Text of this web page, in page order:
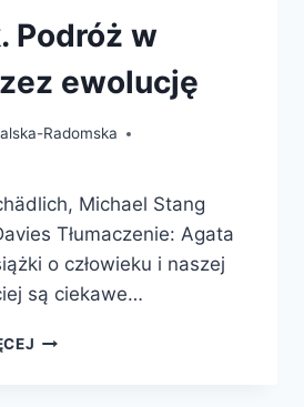
Podróż w
ewolucję
Radomska
Michael Stang
Tłumaczenie: Agata
o człowieku i naszej
są ciekawe…
CZŁOWIEK.